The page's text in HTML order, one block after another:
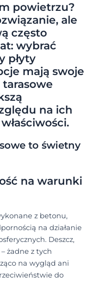
powietrzu?
ale
często
wybrać
płyty
mają swoje
tarasowe
na ich
to świetny
na warunki
z betonu,
na działanie
Deszcz,
żadne z tych
na wygląd ani
do